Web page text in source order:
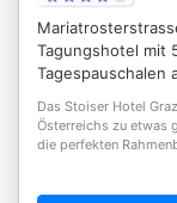
Tagungshotel mit
Tagespauschalen
Das Stoiser Hotel
Österreichs zu etwas
die perfekten